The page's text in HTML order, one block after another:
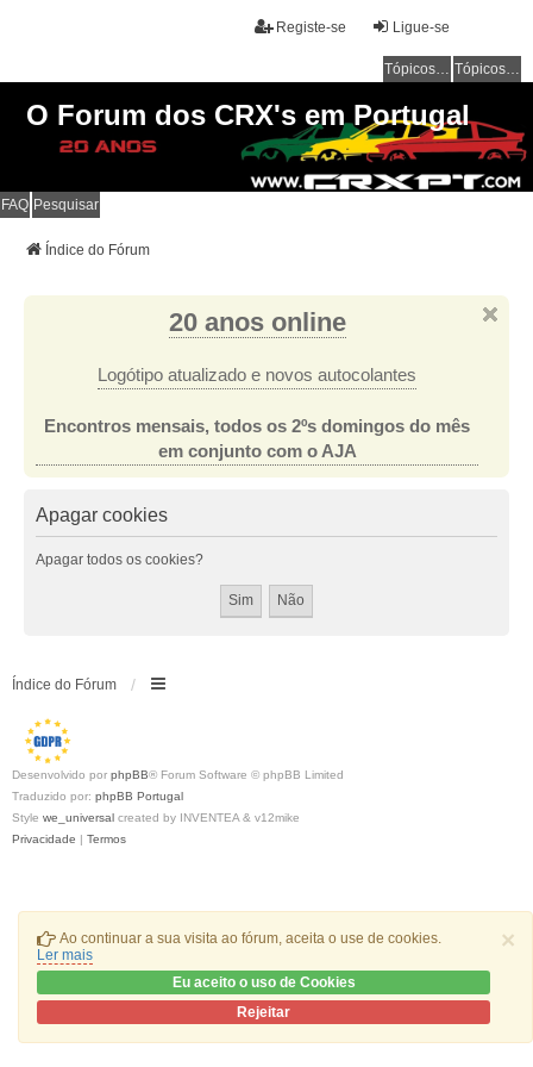
×
Ao continuar a sua visita ao fórum, aceita o use de cookies.
Ler mais
Eu aceito o uso de Cookies
Rejeitar
Ligue-se
Registe-se
Tópicos sem resposta Tópicos ativos
O Forum dos CRX's em Portugal
FAQ Pesquisar
Índice do Fórum
20 anos online
Logótipo atualizado e novos autocolantes
Encontros mensais, todos os 2ºs domingos do mês
em conjunto com o AJA
Apagar cookies
Apagar todos os cookies?
Índice do Fórum
Desenvolvido por phpBB® Forum Software © phpBB Limited
Traduzido por: phpBB Portugal
Style we_universal created by INVENTEA & v12mike
Privacidade | Termos